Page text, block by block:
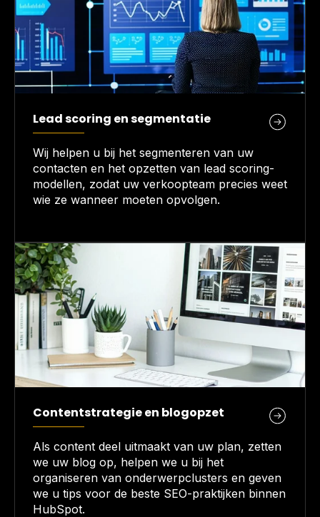
Lead scoring en segmentatie
Wij helpen u bij het segmenteren van uw
contacten en het opzetten van lead scoring-
modellen, zodat uw verkoopteam precies weet
wie ze wanneer moeten opvolgen.
Contentstrategie en blogopzet
Als content deel uitmaakt van uw plan, zetten
we uw blog op, helpen we u bij het
organiseren van onderwerpclusters en geven
we u tips voor de beste SEO-praktijken binnen
HubSpot.